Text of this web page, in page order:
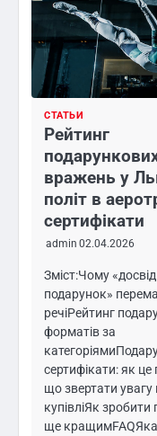
СТАТЬИ
Рейтинг
вражень у
політ в
сертифікати
admin 02.04.2026
Зміст:Чому
подарунок»
речіРейтинг
форматів за
сертифікати: як
що звертати увагу
купівліЯк зробити
ще кращимFAQЯка